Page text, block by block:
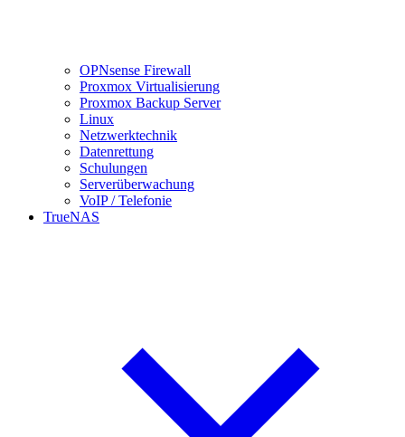
OPNsense Firewall
Proxmox Virtualisierung
Proxmox Backup Server
Linux
Netzwerktechnik
Datenrettung
Schulungen
Serverüberwachung
VoIP / Telefonie
TrueNAS